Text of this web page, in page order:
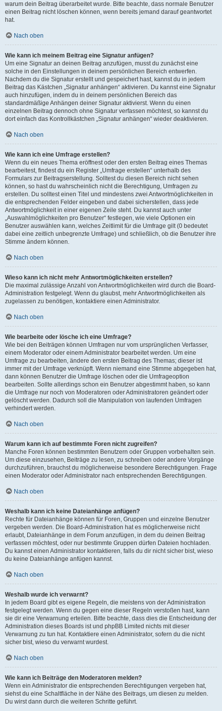
warum dein Beitrag überarbeitet wurde. Bitte beachte, dass normale Benutzer
einen Beitrag nicht löschen können, wenn bereits jemand darauf geantwortet
hat.
Nach oben
Wie kann ich meinem Beitrag eine Signatur anfügen?
Um eine Signatur an deinen Beitrag anzufügen, musst du zunächst eine
solche in den Einstellungen in deinem persönlichen Bereich entwerfen.
Nachdem du die Signatur erstellt und gespeichert hast, kannst du in jedem
Beitrag das Kästchen „Signatur anhängen“ aktivieren. Du kannst eine Signatur
auch hinzufügen, indem du in deinem persönlichen Bereich das
standardmäßige Anhängen deiner Signatur aktivierst. Wenn du einen
einzelnen Beitrag dennoch ohne Signatur verfassen möchtest, so kannst du
dort einfach das Kontrollkästchen „Signatur anhängen“ wieder deaktivieren.
Nach oben
Wie kann ich eine Umfrage erstellen?
Wenn du ein neues Thema eröffnest oder den ersten Beitrag eines Themas
bearbeitest, findest du ein Register „Umfrage erstellen“ unterhalb des
Formulars zur Beitragserstellung. Solltest du diesen Bereich nicht sehen
können, so hast du wahrscheinlich nicht die Berechtigung, Umfragen zu
erstellen. Du solltest einen Titel und mindestens zwei Antwortmöglichkeiten in
die entsprechenden Felder eingeben und dabei sicherstellen, dass jede
Antwortmöglichkeit in einer eigenen Zeile steht. Du kannst auch unter
„Auswahlmöglichkeiten pro Benutzer“ festlegen, wie viele Optionen ein
Benutzer auswählen kann, welches Zeitlimit für die Umfrage gilt (0 bedeutet
dabei eine zeitlich unbegrenzte Umfrage) und schließlich, ob die Benutzer ihre
Stimme ändern können.
Nach oben
Wieso kann ich nicht mehr Antwortmöglichkeiten erstellen?
Die maximal zulässige Anzahl von Antwortmöglichkeiten wird durch die Board-
Administration festgelegt. Wenn du glaubst, mehr Antwortmöglichkeiten als
zugelassen zu benötigen, kontaktiere einen Administrator.
Nach oben
Wie bearbeite oder lösche ich eine Umfrage?
Wie bei den Beiträgen können Umfragen nur vom ursprünglichen Verfasser,
einem Moderator oder einem Administrator bearbeitet werden. Um eine
Umfrage zu bearbeiten, ändere den ersten Beitrag des Themas; dieser ist
immer mit der Umfrage verknüpft. Wenn niemand eine Stimme abgegeben hat,
dann können Benutzer die Umfrage löschen oder die Umfrageoption
bearbeiten. Sollte allerdings schon ein Benutzer abgestimmt haben, so kann
die Umfrage nur noch von Moderatoren oder Administratoren geändert oder
gelöscht werden. Dadurch soll die Manipulation von laufenden Umfragen
verhindert werden.
Nach oben
Warum kann ich auf bestimmte Foren nicht zugreifen?
Manche Foren können bestimmten Benutzern oder Gruppen vorbehalten sein.
Um diese einzusehen, Beiträge zu lesen, zu schreiben oder andere Vorgänge
durchzuführen, brauchst du möglicherweise besondere Berechtigungen. Frage
einen Moderator oder Administrator nach entsprechenden Berechtigungen.
Nach oben
Weshalb kann ich keine Dateianhänge anfügen?
Rechte für Dateianhänge können für Foren, Gruppen und einzelne Benutzer
vergeben werden. Die Board-Administration hat es möglicherweise nicht
erlaubt, Dateianhänge in dem Forum anzufügen, in dem du deinen Beitrag
verfassen möchtest, oder nur bestimmte Gruppen dürfen Dateien hochladen.
Du kannst einen Administrator kontaktieren, falls du dir nicht sicher bist, wieso
du keine Dateianhänge anfügen kannst.
Nach oben
Weshalb wurde ich verwarnt?
In jedem Board gibt es eigene Regeln, die meistens von der Administration
festgelegt werden. Wenn du gegen eine dieser Regeln verstoßen hast, kann
sie dir eine Verwarnung erteilen. Bitte beachte, dass dies die Entscheidung der
Administration dieses Boards ist und phpBB Limited nichts mit dieser
Verwarnung zu tun hat. Kontaktiere einen Administrator, sofern du die nicht
sicher bist, wieso du verwarnt wurdest.
Nach oben
Wie kann ich Beiträge den Moderatoren melden?
Wenn ein Administrator die entsprechenden Berechtigungen vergeben hat,
siehst du eine Schaltfläche in der Nähe des Beitrags, um diesen zu melden.
Du wirst dann durch die weiteren Schritte geführt.